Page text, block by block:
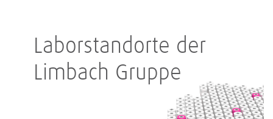
Laborstandorte der
Limbach Gruppe